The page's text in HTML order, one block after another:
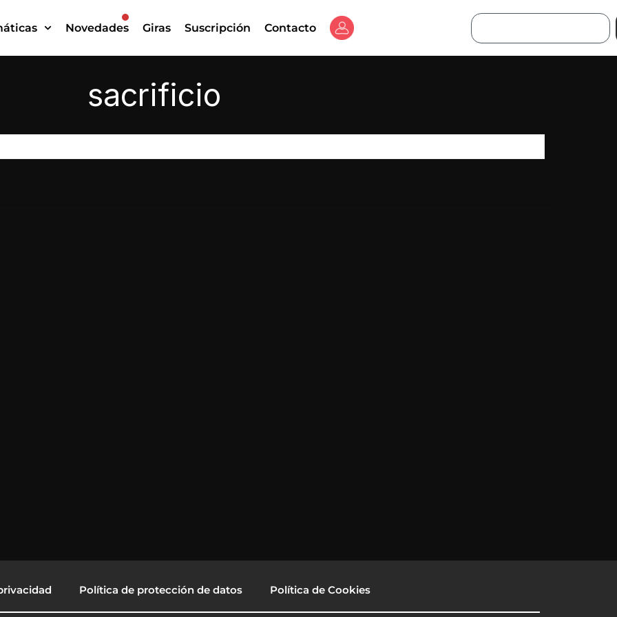
Novedades Giras Suscripción Contacto
Buscar
sacrificio
Política de protección de datos Política de Cookies